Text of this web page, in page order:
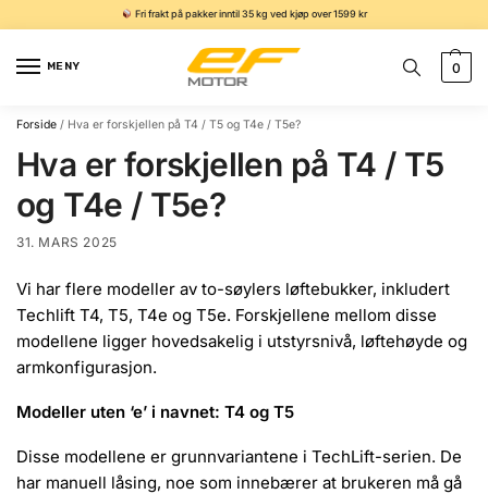
Fri frakt på pakker inntil 35 kg ved kjøp over 1599 kr
MENY 0
Forside / Hva er forskjellen på T4 / T5 og T4e / T5e?
Hva er forskjellen på T4 / T5
og T4e / T5e?
31. MARS 2025
Vi har flere modeller av to-søylers løftebukker, inkludert
Techlift T4, T5, T4e og T5e. Forskjellene mellom disse
modellene ligger hovedsakelig i utstyrsnivå, løftehøyde og
armkonfigurasjon.
Modeller uten ‘e’ i navnet: T4 og T5
Disse modellene er grunnvariantene i TechLift-serien. De
har manuell låsing, noe som innebærer at brukeren må gå